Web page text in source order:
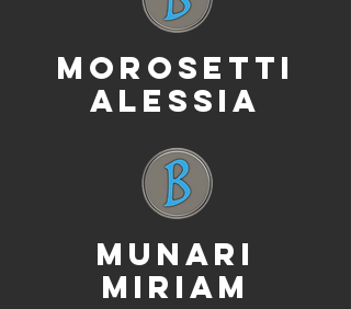
MOROSETTI
ALESSIA
MUNARI
MIRIAM